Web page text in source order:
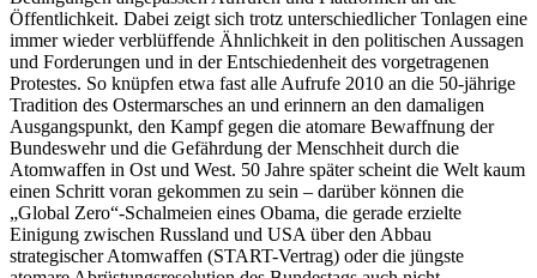
Öffentlichkeit. Dabei zeigt sich trotz unterschiedlicher Tonlagen eine
immer wieder verblüffende Ähnlichkeit in den politischen Aussagen
und Forderungen und in der Entschiedenheit des vorgetragenen
Protestes. So knüpfen etwa fast alle Aufrufe 2010 an die 50-jährige
Tradition des Ostermarsches an und erinnern an den damaligen
Ausgangspunkt, den Kampf gegen die atomare Bewaffnung der
Bundeswehr und die Gefährdung der Menschheit durch die
Atomwaffen in Ost und West. 50 Jahre später scheint die Welt kaum
einen Schritt voran gekommen zu sein – darüber können die
„Global Zero“-Schalmeien eines Obama, die gerade erzielte
Einigung zwischen Russland und USA über den Abbau
strategischer Atomwaffen (START-Vertrag) oder die jüngste